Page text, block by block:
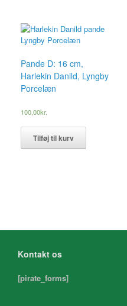
Pande D: 16 cm,
Harlekin Danild, Lyngby
Porcelæn
100,00kr.
Tilføj til kurv
Kontakt os
[pirate_forms]